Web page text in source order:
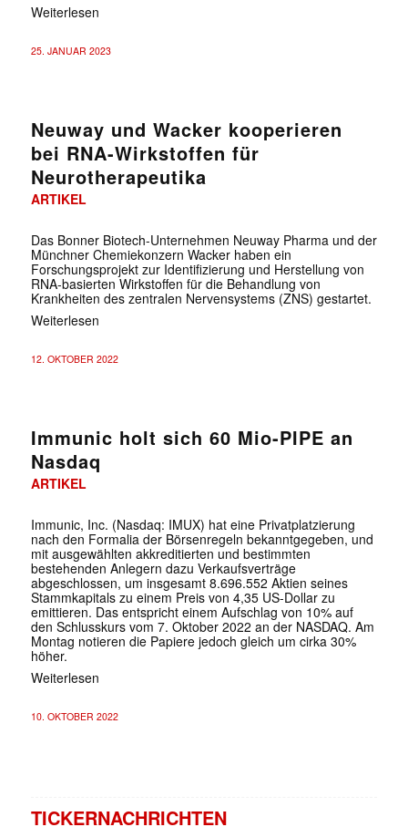
Weiterlesen
25. JANUAR 2023
Neuway und Wacker kooperieren
bei RNA-Wirkstoffen für
Neurotherapeutika
ARTIKEL
Das Bonner Biotech-Unternehmen Neuway Pharma und der
Münchner Chemiekonzern Wacker haben ein
Forschungsprojekt zur Identifizierung und Herstellung von
RNA-basierten Wirkstoffen für die Behandlung von
Krankheiten des zentralen Nervensystems (ZNS) gestartet.
Weiterlesen
12. OKTOBER 2022
Immunic holt sich 60 Mio-PIPE an
Nasdaq
ARTIKEL
Immunic, Inc. (Nasdaq: IMUX) hat eine Privatplatzierung
nach den Formalia der Börsenregeln bekanntgegeben, und
mit ausgewählten akkreditierten und bestimmten
bestehenden Anlegern dazu Verkaufsverträge
abgeschlossen, um insgesamt 8.696.552 Aktien seines
Stammkapitals zu einem Preis von 4,35 US-Dollar zu
emittieren. Das entspricht einem Aufschlag von 10% auf
den Schlusskurs vom 7. Oktober 2022 an der NASDAQ. Am
Montag notieren die Papiere jedoch gleich um cirka 30%
höher.
Weiterlesen
10. OKTOBER 2022
TICKERNACHRICHTEN